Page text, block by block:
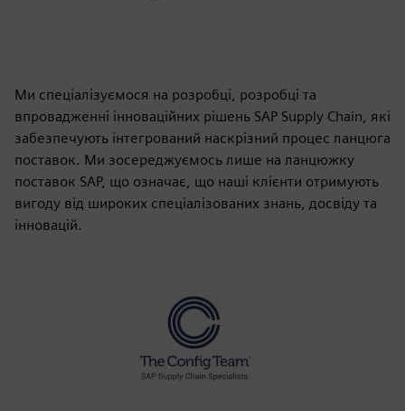
Ми спеціалізуємося на розробці, розробці та
впровадженні інноваційних рішень SAP Supply Chain, які
забезпечують інтегрований наскрізний процес ланцюга
поставок. Ми зосереджуємось лише на ланцюжку
поставок SAP, що означає, що наші клієнти отримують
вигоду від широких спеціалізованих знань, досвіду та
інновацій.